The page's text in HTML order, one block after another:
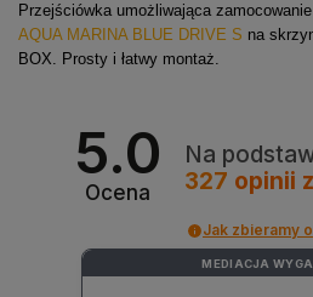
Przejściówka umożliwająca
AQUA MARINA BLUE DRIVE S na
BOX. Prosty i łatwy montaż.
5.0
Ocena
Na
327 opinii
Jak zbieramy
MEDIACJA